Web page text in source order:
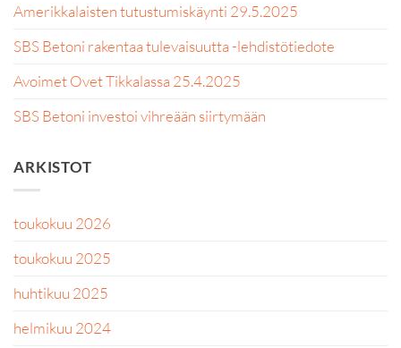
Amerikkalaisten tutustumiskäynti 29.5.2025
SBS Betoni rakentaa tulevaisuutta -lehdistötiedote
Avoimet Ovet Tikkalassa 25.4.2025
SBS Betoni investoi vihreään siirtymään
ARKISTOT
toukokuu 2026
toukokuu 2025
huhtikuu 2025
helmikuu 2024